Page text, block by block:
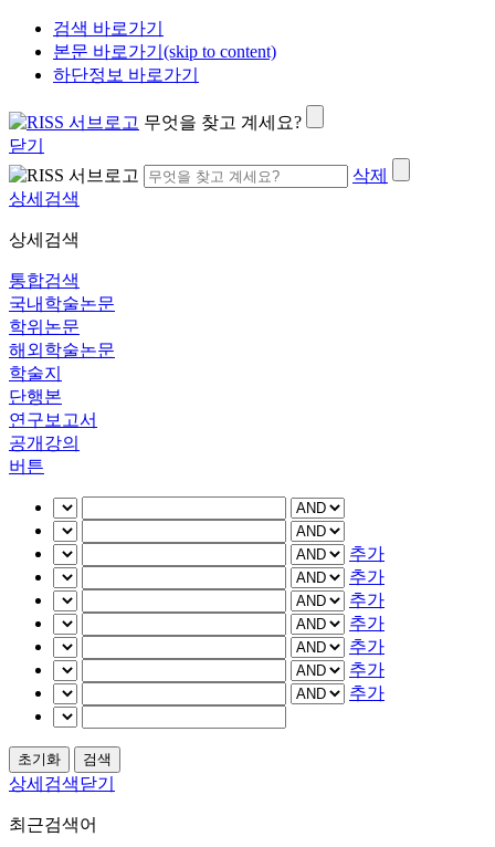
검색 바로가기
본문 바로가기(skip to content)
하단정보 바로가기
무엇을 찾고 계세요?
닫기
삭제
상세검색
상세검색
통합검색
국내학술논문
학위논문
해외학술논문
학술지
단행본
연구보고서
공개강의
버튼
추가
추가
추가
추가
추가
추가
추가
상세검색닫기
최근검색어